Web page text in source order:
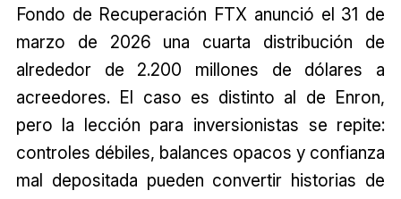
Fondo de Recuperación FTX anunció el 31 de
marzo de 2026 una cuarta distribución de
alrededor de 2.200 millones de dólares a
acreedores. El caso es distinto al de Enron,
pero la lección para inversionistas se repite:
controles débiles, balances opacos y confianza
mal depositada pueden convertir historias de